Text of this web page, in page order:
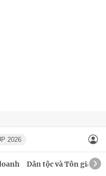
2026
Dân tộc và Tôn giáo